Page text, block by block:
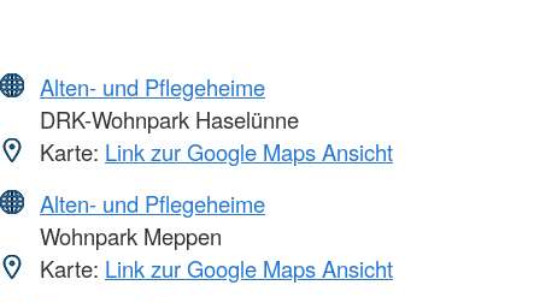
Alten- und Pflegeheime
DRK-Wohnpark Haselünne
Karte: Link zur Google Maps Ansicht
Alten- und Pflegeheime
Wohnpark Meppen
Karte: Link zur Google Maps Ansicht